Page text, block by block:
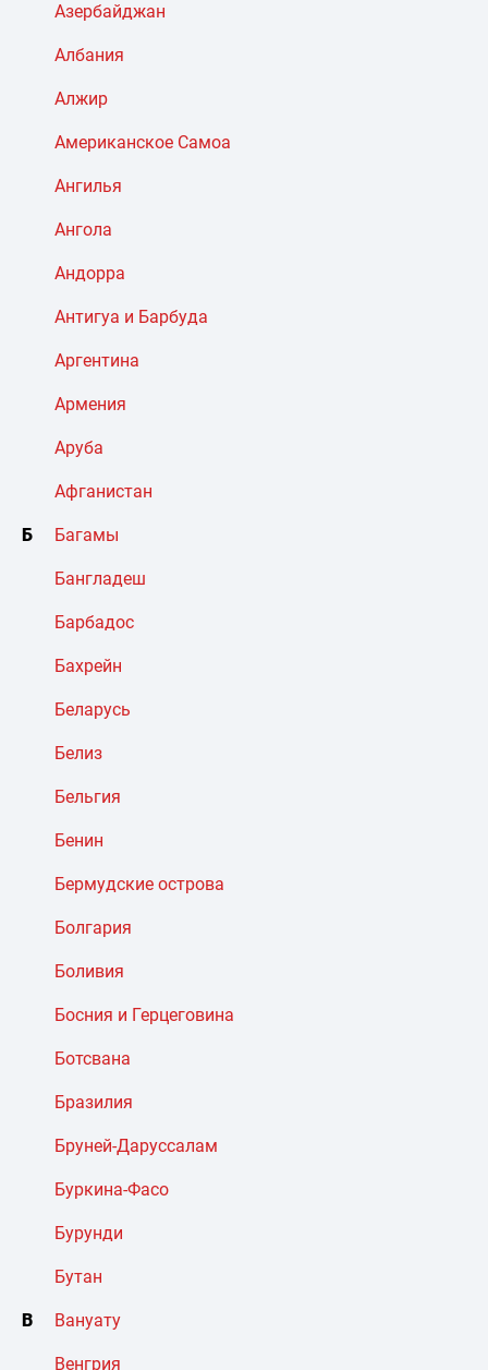
Азербайджан
Албания
Алжир
Американское Самоа
Ангилья
Ангола
Андорра
Антигуа и Барбуда
Аргентина
Армения
Аруба
Афганистан
Б Багамы
Бангладеш
Барбадос
Бахрейн
Беларусь
Белиз
Бельгия
Бенин
Бермудские острова
Болгария
Боливия
Босния и Герцеговина
Ботсвана
Бразилия
Бруней-Даруссалам
Буркина-Фасо
Бурунди
Бутан
В Вануату
Венгрия